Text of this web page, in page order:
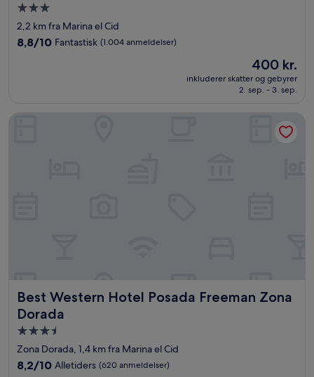
3.0-
stjernet
overnatningssted
2,2 km fra Marina el Cid
8.8
anmeldelser)
8,8/10 Fantastisk (1.004 anmeldelser)
Prisen
er
400 kr.
400 kr.
inkluderer skatter og gebyrer
2. sep. - 3. sep.
Best Western Hotel Posada Freeman Zona
Dorada
Best Western Hotel Posada Freeman Zona Dorada
3.5-
stjernet
overnatningssted
Zona Dorada, 1,4 km fra Marina el Cid
8.2
8,2/10 Alletiders (620 anmeldelser)